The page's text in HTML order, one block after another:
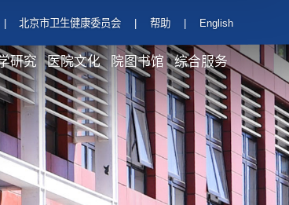
北京市卫生健康委员会 帮助 English
研究 医院文化 院图书馆 综合服务